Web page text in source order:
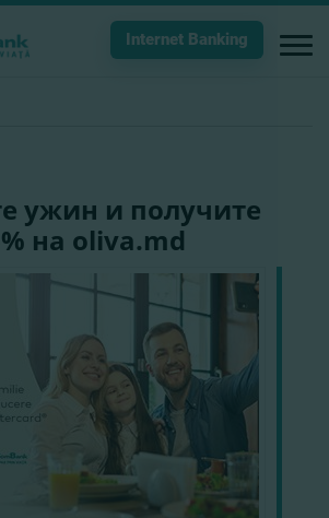
Internet Banking
ужин и получите
на oliva.md